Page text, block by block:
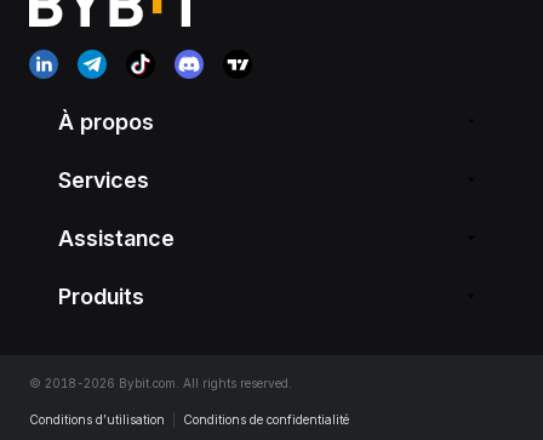
À propos
Services
Assistance
Produits
© 2018-2026 Bybit.com. All rights reserved.
Conditions d’utilisation Conditions de confidentialité